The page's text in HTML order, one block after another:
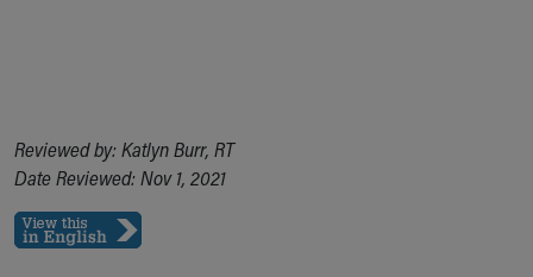
Reviewed by: Katlyn Burr, RT
Date Reviewed: Nov 1, 2021